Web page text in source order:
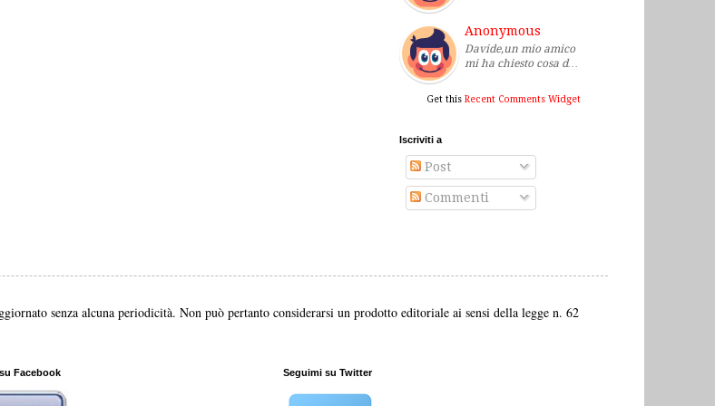
Anonymous
Davide,un mio amico
mi ha chiesto cosa d…
Get this Recent Comments Widget
Iscriviti a
Post
Commenti
senza alcuna periodicità. Non può pertanto considerarsi un prodotto editoriale ai sensi della legge n. 62
Facebook Seguimi su Twitter